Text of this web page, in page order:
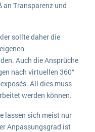
an Transparenz und
sollte daher die
Auch die Ansprüche
nach virtuellen 360°
All dies muss
werden können.
lassen sich meist nur
Anpassungsgrad ist